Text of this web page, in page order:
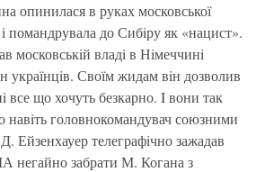
опинилася в руках московської
помандрувала до Сибiру як «нацист».
московськiй владi в Нiмеччинi
українцiв. Своїм жидам вiн дозволив
що хочуть безкарно. I вони так
головнокомандувач союзними
Ейзенхауер телеграфiчно зажадав
негайно забрати М. Когана з